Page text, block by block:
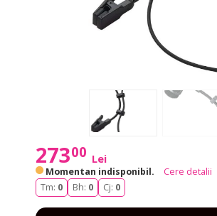
27300 Lei
Momentan indisponibil.
Cere detalii
Tm: 0 Bh: 0 Cj: 0